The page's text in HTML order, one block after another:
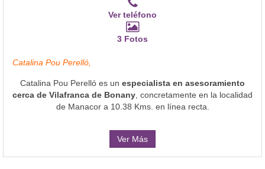
Ver teléfono
3 Fotos
Catalina Pou Perelló,
Catalina Pou Perelló es un especialista en asesoramiento
cerca de Vilafranca de Bonany , concretamente en la localidad
de Manacor a 10.38 Kms. en línea recta.
Ver Más